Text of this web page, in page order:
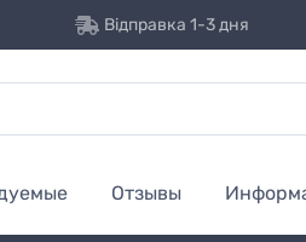
Відправка 1-3 дня
Отзывы